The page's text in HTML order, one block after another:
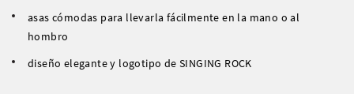
asas cómodas para llevarla fácilmente en la mano o al
hombro
diseño elegante y logotipo de SINGING ROCK